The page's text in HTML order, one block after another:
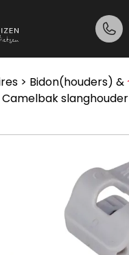
> Bidon(houders) &
Camelbak slanghouder